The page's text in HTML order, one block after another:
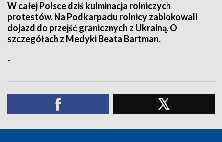
W całej Polsce dziś kulminacja rolniczych
protestów. Na Podkarpaciu rolnicy zablokowali
dojazd do przejść granicznych z Ukrainą. O
szczegółach z Medyki Beata Bartman.
-